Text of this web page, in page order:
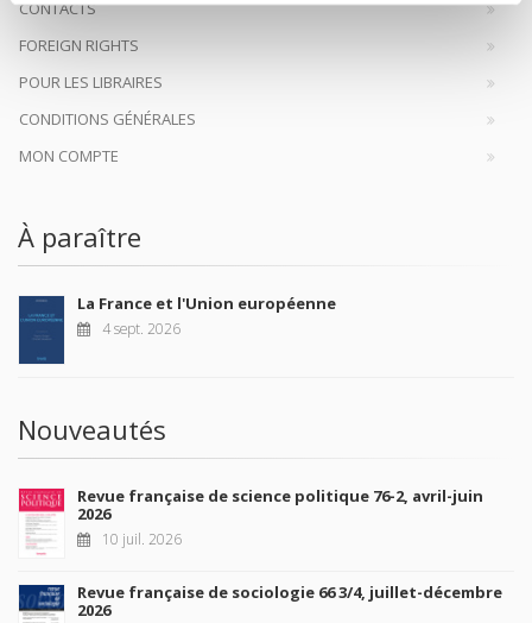
CONTACTS
FOREIGN RIGHTS
POUR LES LIBRAIRES
CONDITIONS GÉNÉRALES
MON COMPTE
À paraître
La France et l'Union européenne
4 sept. 2026
Nouveautés
Revue française de science politique 76-2, avril-juin
2026
10 juil. 2026
Revue française de sociologie 66 3/4, juillet-décembre
2026